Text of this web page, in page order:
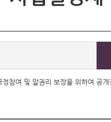
참여 및 알권리 보장을 위하여